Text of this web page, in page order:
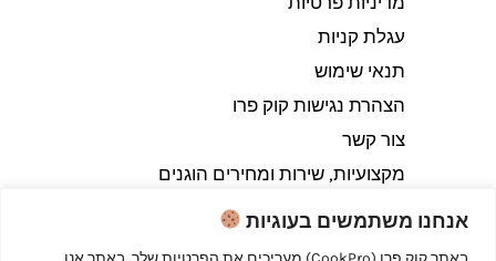
אנחנו משתמשים בעוגיות
עגלת קניות
תנאי שימוש
הצהרת נגישות קוק פרו
צור קשר
מקצועיות, שירות ומחירים הוגנים